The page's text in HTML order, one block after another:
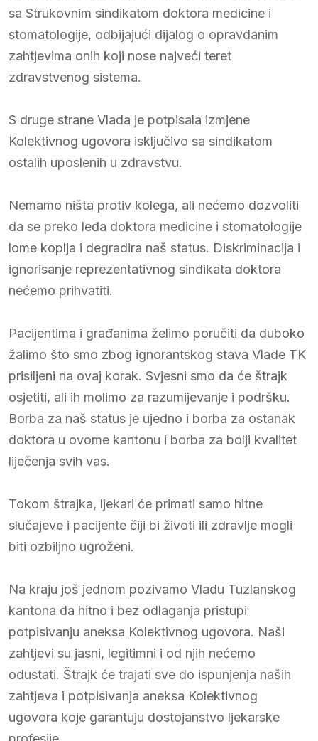
sa Strukovnim sindikatom doktora medicine i
stomatologije, odbijajući dijalog o opravdanim
zahtjevima onih koji nose najveći teret
zdravstvenog sistema.
S druge strane Vlada je potpisala izmjene
Kolektivnog ugovora isključivo sa sindikatom
ostalih uposlenih u zdravstvu.
Nemamo ništa protiv kolega, ali nećemo dozvoliti
da se preko leđa doktora medicine i stomatologije
lome koplja i degradira naš status. Diskriminacija i
ignorisanje reprezentativnog sindikata doktora
nećemo prihvatiti.
Pacijentima i građanima želimo poručiti da duboko
žalimo što smo zbog ignorantskog stava Vlade TK
prisiljeni na ovaj korak. Svjesni smo da će štrajk
osjetiti, ali ih molimo za razumijevanje i podršku.
Borba za naš status je ujedno i borba za ostanak
doktora u ovome kantonu i borba za bolji kvalitet
liječenja svih vas.
Tokom štrajka, ljekari će primati samo hitne
slučajeve i pacijente čiji bi životi ili zdravlje mogli
biti ozbiljno ugroženi.
Na kraju još jednom pozivamo Vladu Tuzlanskog
kantona da hitno i bez odlaganja pristupi
potpisivanju aneksa Kolektivnog ugovora. Naši
zahtjevi su jasni, legitimni i od njih nećemo
odustati. Štrajk će trajati sve do ispunjenja naših
zahtjeva i potpisivanja aneksa Kolektivnog
ugovora koje garantuju dostojanstvo ljekarske